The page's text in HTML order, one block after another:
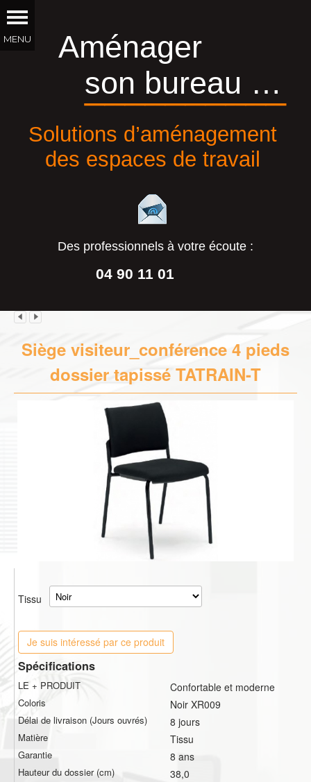
Aménager
son bureau …
Solutions d’aménagement
des espaces de travail
Des professionnels à votre écoute :
04 90 11 01
__________
Siège visiteur_conférence 4 pieds
dossier tapissé TATRAIN-T
Tissu
Je suis intéressé par ce produit
Spécifications
LE + PRODUIT Confortable et moderne
Coloris Noir XR009
Délai de livraison (Jours ouvrés) 8 jours
Matière Tissu
Garantie 8 ans
Hauteur du dossier (cm) 38,0